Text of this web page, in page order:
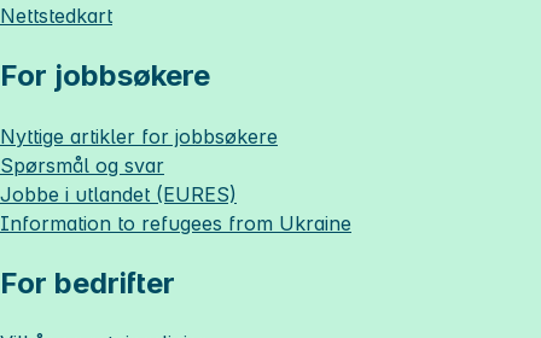
Nettstedkart
For jobbsøkere
Nyttige artikler for jobbsøkere
Spørsmål og svar
Jobbe i utlandet (EURES)
Information to refugees from Ukraine
For bedrifter